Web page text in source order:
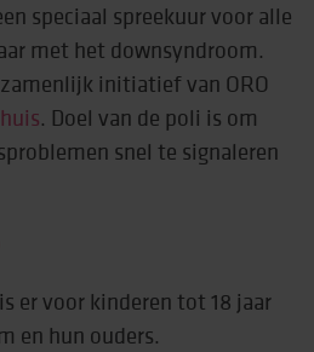
speciaal spreekuur voor alle
met het downsyndroom.
initiatief van ORO
. Doel van de poli is om
snel te signaleren
er voor kinderen tot 18 jaar
en hun ouders.